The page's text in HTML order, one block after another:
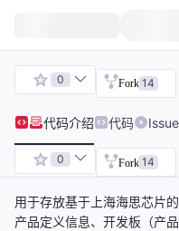
0 Fork 14
代码介绍 代码
0 Fork 14
用于存放基于上海海思芯片
产品定义信息、开发板（产